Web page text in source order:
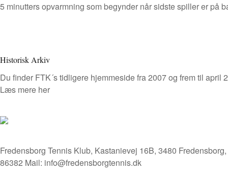
5 minutters opvarmning som begynder når sidste spiller er på
Historisk Arkiv
Du finder FTK´s tidligere hjemmeside fra 2007 og frem til april
Læs mere her
Fredensborg Tennis Klub, Kastanievej 16B, 3480
86382 Mail: info@fredensborgtennis.dk